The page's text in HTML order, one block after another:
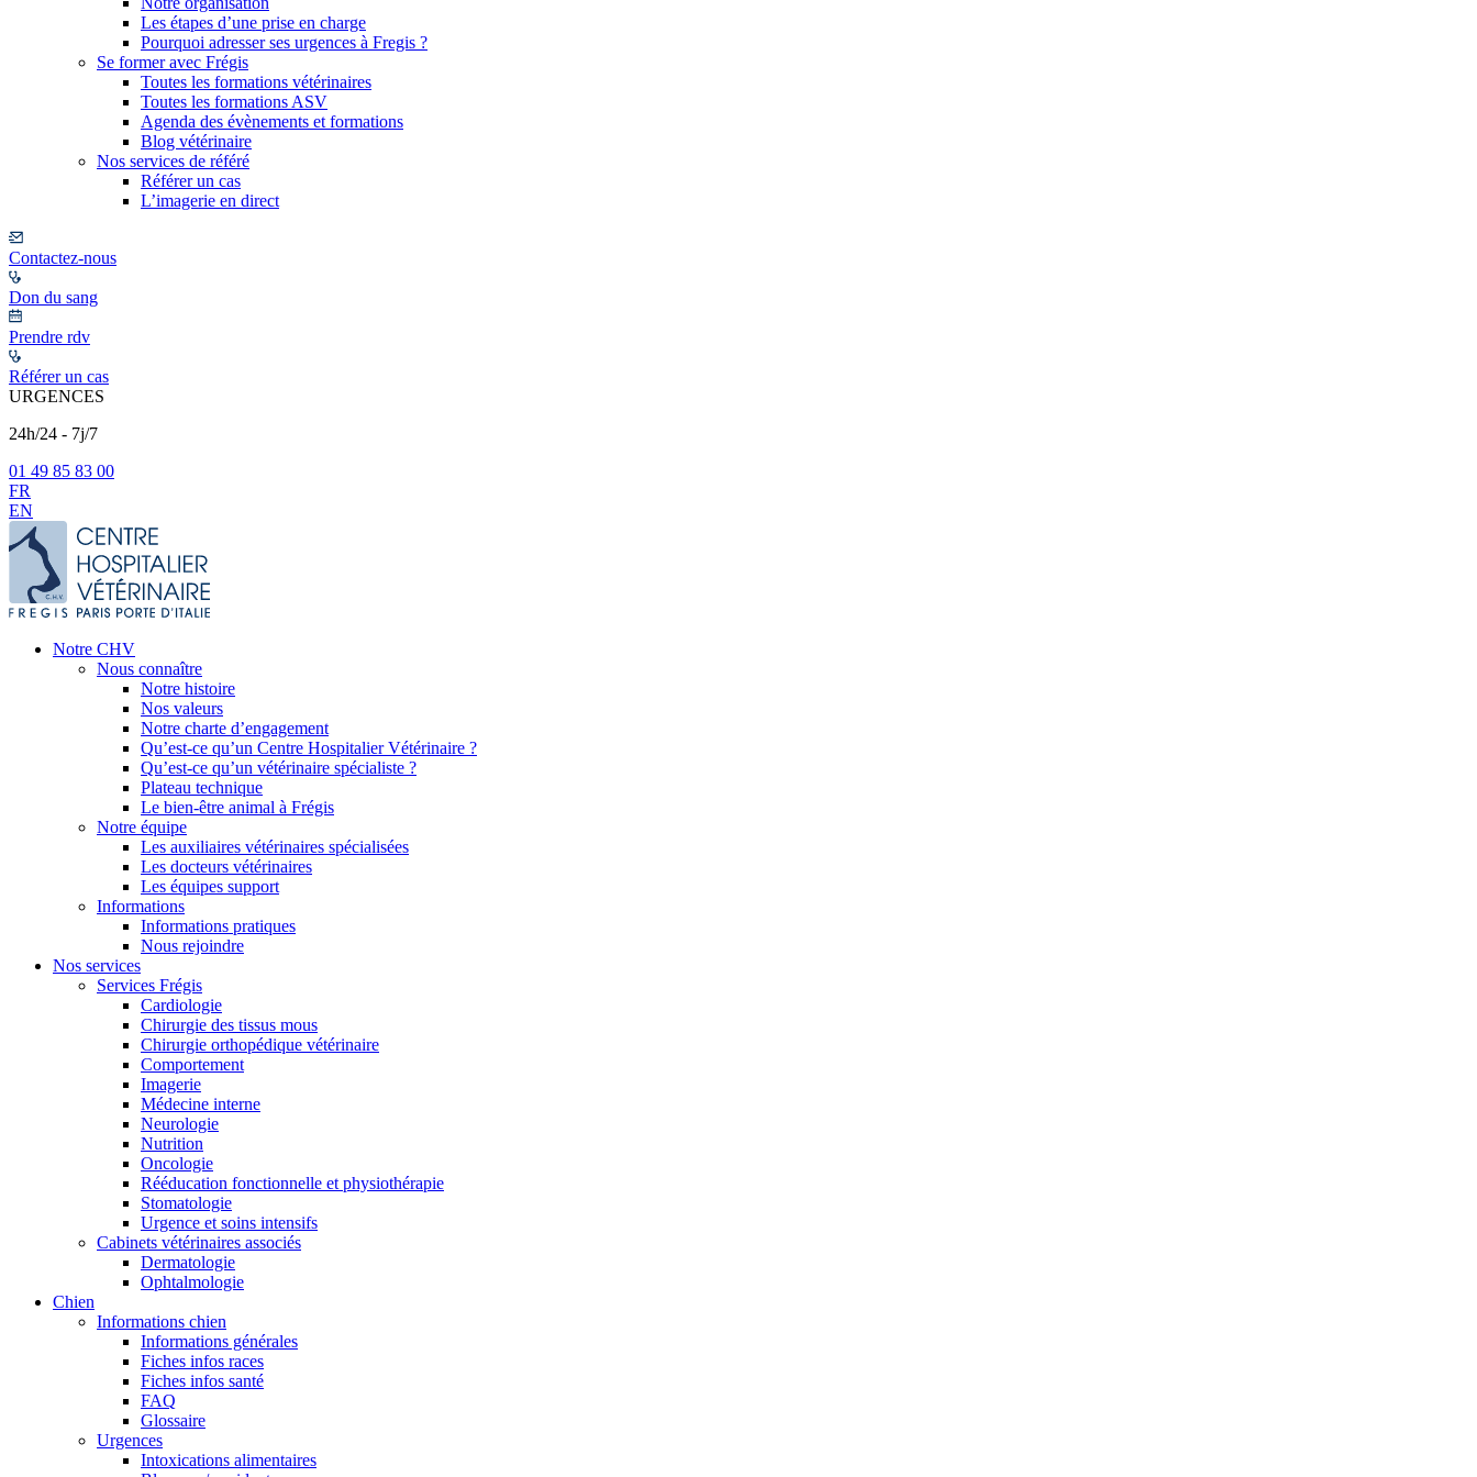
Les étapes d’une prise en charge
Pourquoi adresser ses urgences à Fregis ?
Se former avec Frégis
Toutes les formations vétérinaires
Toutes les formations ASV
Agenda des évènements et formations
Blog vétérinaire
Nos services de référé
Référer un cas
L’imagerie en direct
Contactez-nous
Don du sang
Prendre rdv
Référer un cas
URGENCES
24h/24 - 7j/7
01 49 85 83 00
FR
EN
Notre CHV
Nous connaître
Notre histoire
Nos valeurs
Notre charte d’engagement
Qu’est-ce qu’un Centre Hospitalier Vétérinaire ?
Qu’est-ce qu’un vétérinaire spécialiste ?
Plateau technique
Le bien-être animal à Frégis
Notre équipe
Les auxiliaires vétérinaires spécialisées
Les docteurs vétérinaires
Les équipes support
Informations
Informations pratiques
Nous rejoindre
Nos services
Services Frégis
Cardiologie
Chirurgie des tissus mous
Chirurgie orthopédique vétérinaire
Comportement
Imagerie
Médecine interne
Neurologie
Nutrition
Oncologie
Rééducation fonctionnelle et physiothérapie
Stomatologie
Urgence et soins intensifs
Cabinets vétérinaires associés
Dermatologie
Ophtalmologie
Chien
Informations chien
Informations générales
Fiches infos races
Fiches infos santé
FAQ
Glossaire
Urgences
Intoxications alimentaires